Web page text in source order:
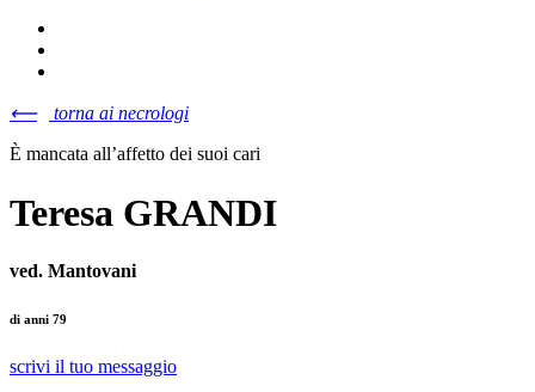
⟵
torna ai necrologi
È mancata all’affetto dei suoi cari
Teresa GRANDI
ved. Mantovani
di anni 79
scrivi il tuo messaggio